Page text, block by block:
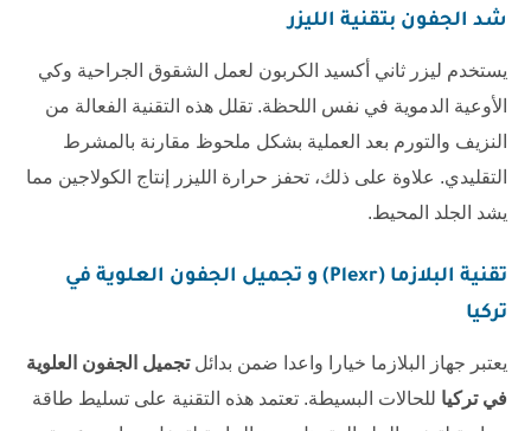
شد الجفون بتقنية الليزر
يستخدم ليزر ثاني أكسيد الكربون لعمل الشقوق الجراحية وكي
الأوعية الدموية في نفس اللحظة. تقلل هذه التقنية الفعالة من
النزيف والتورم بعد العملية بشكل ملحوظ مقارنة بالمشرط
التقليدي. علاوة على ذلك، تحفز حرارة الليزر إنتاج الكولاجين مما
يشد الجلد المحيط.
تقنية البلازما (Plexr) و
تجميل الجفون العلوية في
تركيا
يعتبر جهاز البلازما خيارا واعدا ضمن بدائلتجميل الجفون العلوية
في تركيا للحالات البسيطة. تعتمد هذه التقنية على تسليط طاقة